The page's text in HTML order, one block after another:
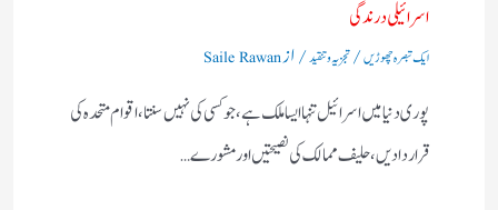
اسرائیلی درندگی
ایک تبصرہ چھوڑیں/تجزیہ و تنقید/ ازSaile Rawan
پوری دنیا میں اسرائیل تنہا ایسا ملک ہے، جو کسی کی نہیں سنتا، اقوام متحدہ کی
قرار دادیں، حلیف ممالک کی نصیحتیں ا ور مشورے…